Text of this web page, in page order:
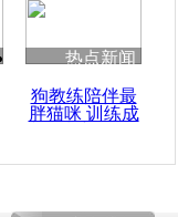
热点新闻
狗教练陪伴最
胖猫咪 训练成